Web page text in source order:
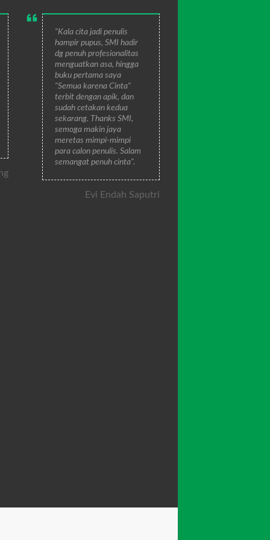
"Kala cita jadi penulis
hampir pupus, SMI hadir
dg penuh profesionalitas
menguatkan asa, hingga
buku pertama saya
"Semua karena Cinta"
terbit dengan apik, dan
sudah cetakan kedua
sekarang. Thanks SMI,
semoga makin jaya
meretas mimpi-mimpi
para calon penulis. Salam
semangat penuh cinta".
Evi Endah Saputri